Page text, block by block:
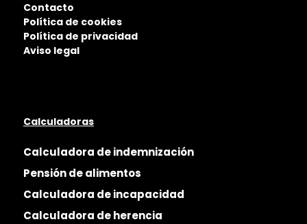
Contacto
Política de cookies
Política de privacidad
Aviso legal
Calculadoras
Calculadora de indemnización
Pensión de alimentos
Calculadora de incapacidad
Calculadora de herencia